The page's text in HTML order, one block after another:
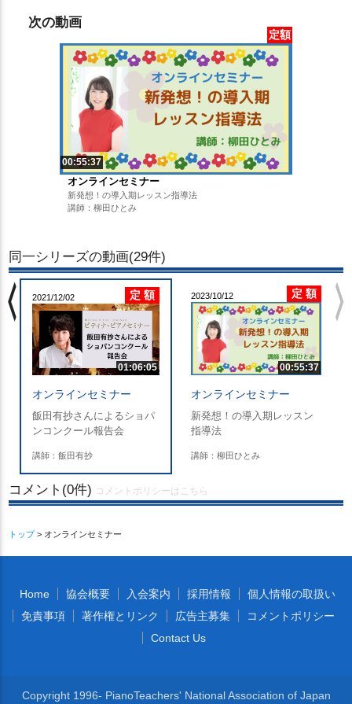
次の動画
定額
00:55:37
オンラインセミナー
新発想！の導入期レッスン指導法
講師：柳田ひとみ
同一シリーズの動画(29件)
2021/12/02 定 額
01:06:05
オンラインセミナー
飯田有抄さんによるショパ
ンコンクール報告会
講師：飯田有抄
2023/10/12 定 額
00:55:37
オンラインセミナー
新発想！の導入期レッスン
指導法
講師：柳田ひとみ
chevron_left chevron_right
コメント(0件) コメントポリシーはこちら
トップ> オンラインセミナー
Home 協会概要 入会案内 採用情報
個人情報の取扱い
免責事項
著作権とリンク 広告主募集
コメントポリシー
Contact Us
Copyright 1996- PianoTeachers' National Association of Japan